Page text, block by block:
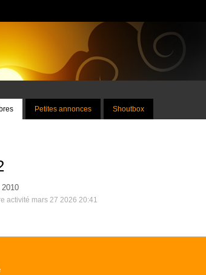
Petites annonces Shoutbox
2010
activité mars 27 2026 20:41